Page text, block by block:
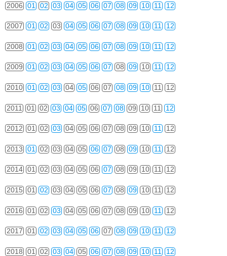
2006 01 02 03 04 05 06 07 08 09 10 11 12
2007 01 02 03 04 05 06 07 08 09 10 11 12
2008 01 02 03 04 05 06 07 08 09 10 11 12
2009 01 02 03 04 05 06 07 08 09 10 11 12
2010 01 02 03 04 05 06 07 08 09 10 11 12
2011 01 02 03 04 05 06 07 08 09 10 11 12
2012 01 02 03 04 05 06 07 08 09 10 11 12
2013 01 02 03 04 05 06 07 08 09 10 11 12
2014 01 02 03 04 05 06 07 08 09 10 11 12
2015 01 02 03 04 05 06 07 08 09 10 11 12
2016 01 02 03 04 05 06 07 08 09 10 11 12
2017 01 02 03 04 05 06 07 08 09 10 11 12
2018 01 02 03 04 05 06 07 08 09 10 11 12